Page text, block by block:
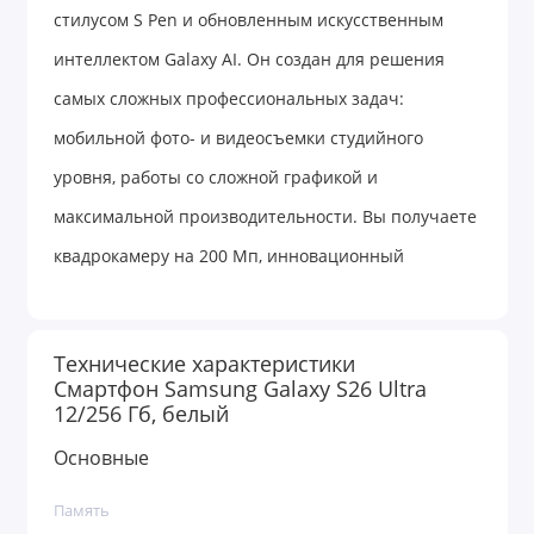
стилусом S Pen и обновленным искусственным
интеллектом Galaxy AI. Он создан для решения
самых сложных профессиональных задач:
мобильной фото- и видеосъемки студийного
уровня, работы со сложной графикой и
максимальной производительности. Вы получаете
квадрокамеру на 200 Мп, инновационный
Ищете передовой флагман без компромиссов,
способный с легкостью заменить рабочую
станцию, профессиональную камеру и
Технические характеристики
Смартфон Samsung Galaxy S26 Ultra
12/256 Гб, белый
Основные
Память